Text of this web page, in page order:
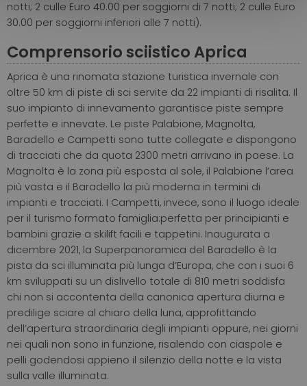
notti; 2 culle Euro 40.00 per soggiorni di 7 notti; 2 culle Euro
30.00 per soggiorni inferiori alle 7 notti).
Comprensorio sciistico Aprica
Aprica è una rinomata stazione turistica invernale con
oltre 50 km di piste di sci servite da 22 impianti di risalita. Il
suo impianto di innevamento garantisce piste sempre
perfette e innevate. Le piste Palabione, Magnolta,
Baradello e Campetti sono tutte collegate e dispongono
di tracciati che da quota 2300 metri arrivano in paese. La
Magnolta è la zona più esposta al sole, il Palabione l’area
più vasta e il Baradello la più moderna in termini di
impianti e tracciati. I Campetti, invece, sono il luogo ideale
per il turismo formato famiglia:perfetta per principianti e
bambini grazie a skilift facili e tappetini. Inaugurata a
dicembre 2021, la Superpanoramica del Baradello è la
pista da sci illuminata più lunga d’Europa, che con i suoi 6
km sviluppati su un dislivello totale di 810 metri soddisfa
chi non si accontenta della canonica apertura diurna e
predilige sciare al chiaro della luna, approfittando
dell’apertura straordinaria degli impianti oppure, nei giorni
nei quali non sono in funzione, risalendo con ciaspole e
pelli godendosi appieno il silenzio della notte e la vista
sulla valle illuminata.